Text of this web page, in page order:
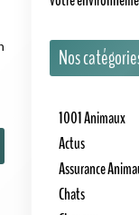
1001 Animaux
Assurance Animaux
Chats
Chevaux
Chiens